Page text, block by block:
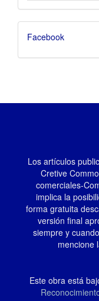
Facebook
Los artículos
Cretive
comerciales-
implica la
forma gratuita
versión final
siempre y
mencione
Este obra está